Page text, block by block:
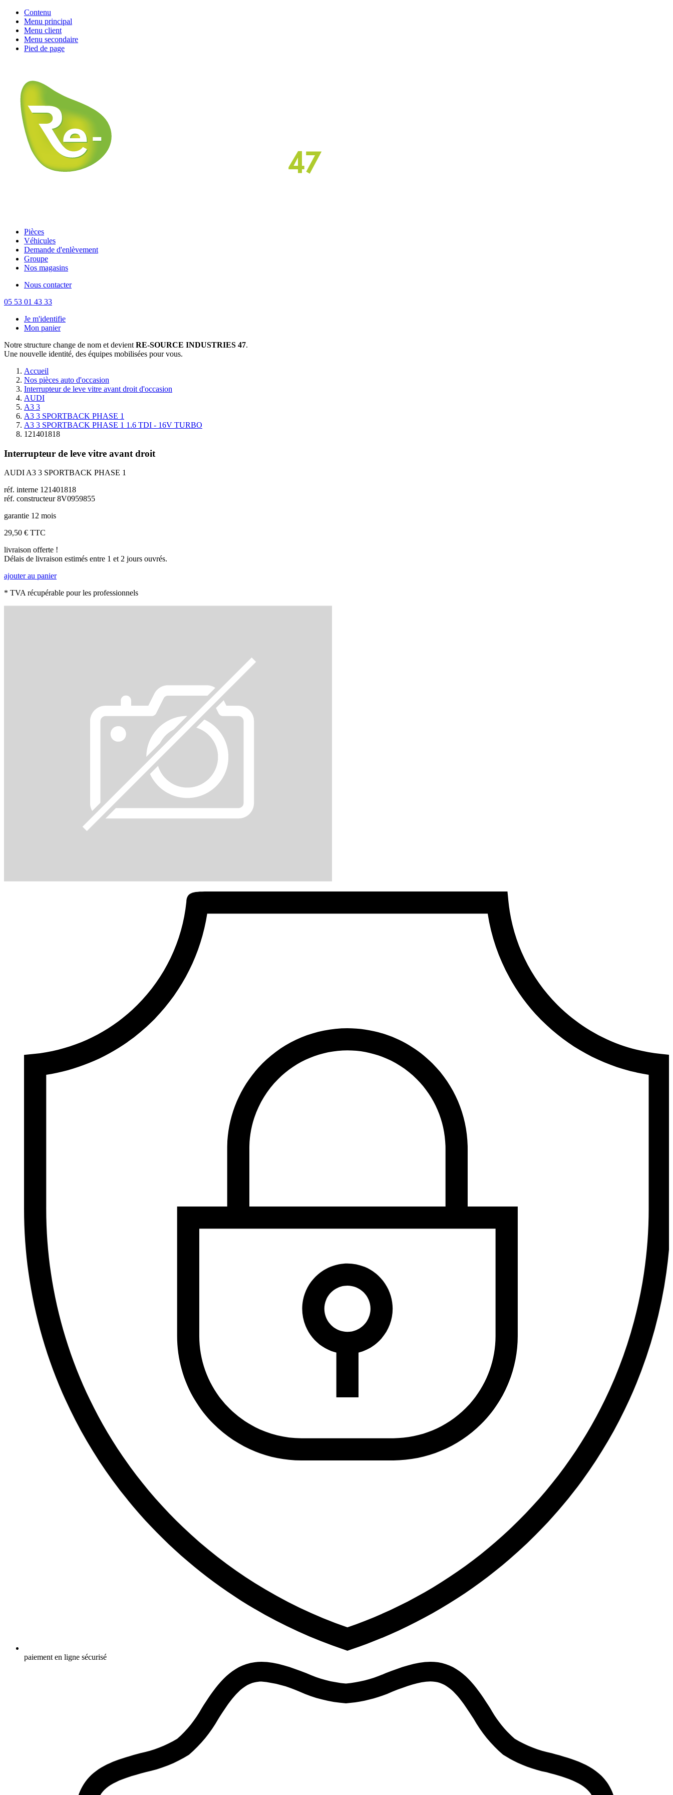
Contenu
Menu principal
Menu client
Menu secondaire
Pied de page
Pièces
Véhicules
Demande d'enlèvement
Groupe
Nos magasins
Nous contacter
05 53 01 43 33
Je m'identifie
Mon panier
Notre structure change de nom et devient RE-SOURCE INDUSTRIES 47.
Une nouvelle identité, des équipes mobilisées pour vous.
Accueil
Nos pièces auto d'occasion
Interrupteur de leve vitre avant droit d'occasion
AUDI
A3 3
A3 3 SPORTBACK PHASE 1
A3 3 SPORTBACK PHASE 1 1.6 TDI - 16V TURBO
121401818
Interrupteur de leve vitre avant droit
AUDI A3 3 SPORTBACK PHASE 1
réf. interne 121401818
réf. constructeur 8V0959855
garantie 12 mois
29,50 € TTC
livraison offerte !
Délais de livraison estimés entre 1 et 2 jours ouvrés.
ajouter au panier
* TVA récupérable pour les professionnels
paiement en ligne sécurisé